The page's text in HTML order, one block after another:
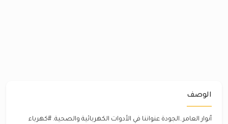
الوصف
أنوار العامر..الجودة عنواننا في الأدوات الكهربائية والصحية. #كهرباء